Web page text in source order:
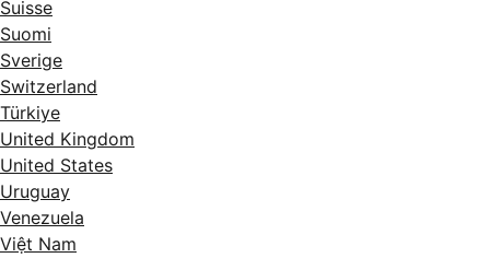
Suisse
Suomi
Sverige
Switzerland
Türkiye
United Kingdom
United States
Uruguay
Venezuela
Việt Nam